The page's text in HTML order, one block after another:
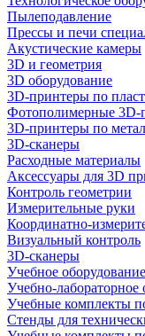
Пылеподавление
Прессы и печи
Акустические камеры
3D и геометрия
3D оборудование
3D-принтеры по
Фотополимерные 3D-
3D-принтеры по
3D-сканеры
Расходные материалы
Аксессуары для 3D
Контроль геометрии
Измерительные руки
Координатно-
Визуальный контроль
3D-сканеры
Учебное оборудование
Учебно-лабораторное
Учебные комплекты
Стенды для